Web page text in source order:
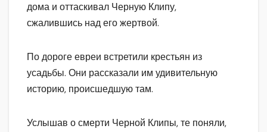
дома и оттаскивал Черную Клипу,
сжалившись над его жертвой.
По дороге евреи встретили крестьян из
усадьбы. Они рассказали им удивительную
историю, происшедшую там.
Услышав о смерти Черной Клипы, те поняли,